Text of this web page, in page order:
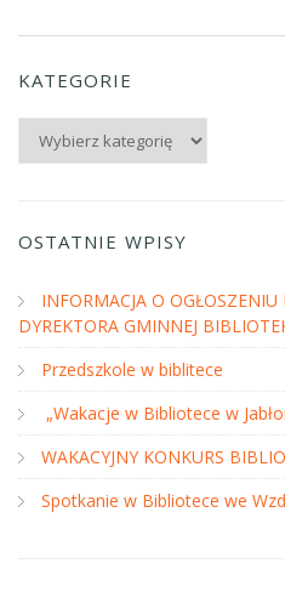
KATEGORIE
Kategorie
OSTATNIE WPISY
INFORMACJA O
DYREKTORA GMINNEJ
Przedszkole w biblitece
„Wakacje w Bibliotece w
WAKACYJNY KONKURS
Spotkanie w Bibliotece we